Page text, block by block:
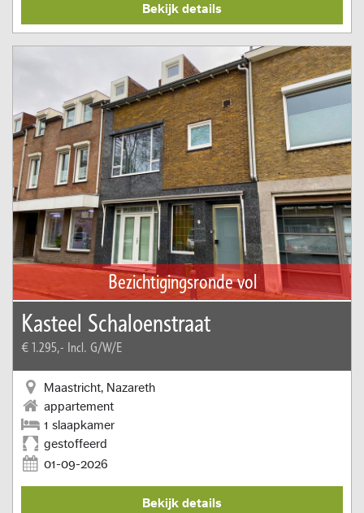
Bekijk details
Bezichtigingsronde vol
Kasteel Schaloenstraat
€ 1.295,- Incl. G/W/E
Maastricht, Nazareth
appartement
1 slaapkamer
gestoffeerd
01-09-2026
Bekijk details